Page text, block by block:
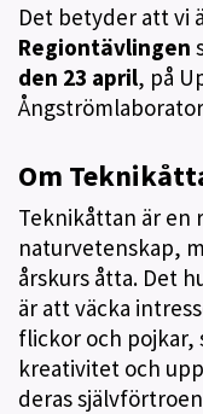
Det betyder att vi
Regiontävlingen
den 23 april, på
Om
Teknikåttan är en
naturvetenskap,
årskurs åtta. Det
är att väcka
flickor och pojkar,
kreativitet och
deras